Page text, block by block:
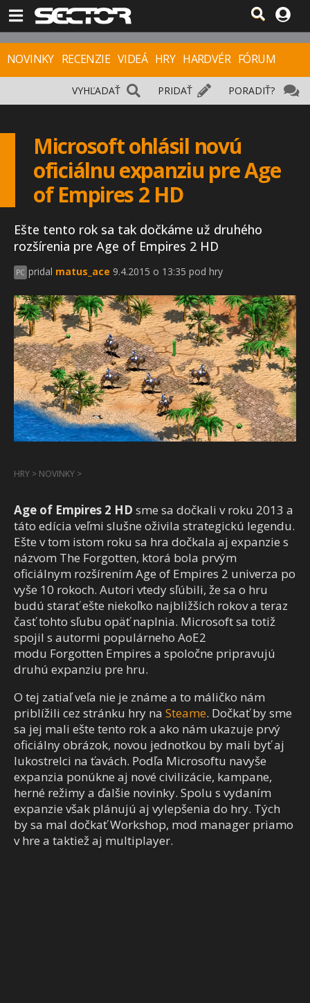
NOVINKY RECENZIE VIDEÁ HRY HARDVÉR FÓRUM
PORADIŤ?
PRIDAŤ
VYHĽADAŤ
Microsoft ohlásil novú
oficiálnu expanziu pre Age
of Empires 2 HD
Ešte tento rok sa tak dočkáme už druhého
rozšírenia pre Age of Empires 2 HD
PC pridal matus_ace 9.4.2015 o 13:35 pod hry
HRY > NOVINKY >
Age of Empires 2 HD sme sa dočkali v roku 2013 a
táto edícia veľmi slušne oživila strategickú legendu.
Ešte v tom istom roku sa hra dočkala aj expanzie s
názvom The Forgotten, ktorá bola prvým
oficiálnym rozšírením Age of Empires 2 univerza po
vyše 10 rokoch. Autori vtedy sľúbili, že sa o hru
budú starať ešte niekoľko najbližších rokov a teraz
časť tohto sľubu opäť naplnia. Microsoft sa totiž
spojil s autormi populárneho AoE2
modu Forgotten Empires a spoločne pripravujú
druhú expanziu pre hru.
O tej zatiaľ veľa nie je známe a to máličko nám
priblížili cez stránku hry na Steame. Dočkať by sme
sa jej mali ešte tento rok a ako nám ukazuje prvý
oficiálny obrázok, novou jednotkou by mali byť aj
lukostrelci na ťavách. Podľa Microsoftu navyše
expanzia ponúkne aj nové civilizácie, kampane,
herné režimy a ďalšie novinky. Spolu s vydaním
expanzie však plánujú aj vylepšenia do hry. Tých
by sa mal dočkať Workshop, mod manager priamo
v hre a taktiež aj multiplayer.